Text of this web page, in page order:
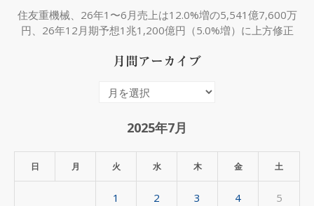
住友重機械、26年1〜6月売上は12.0%増の5,541億7,600万
円、26年12月期予想1兆1,200億円（5.0%増）に上方修正
月間アーカイブ
イ
2025年7月
日 月 火 水 木 金 土
1 2 3 4 5